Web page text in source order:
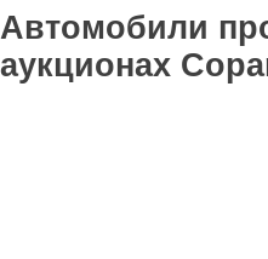
Автомобили
аукционах